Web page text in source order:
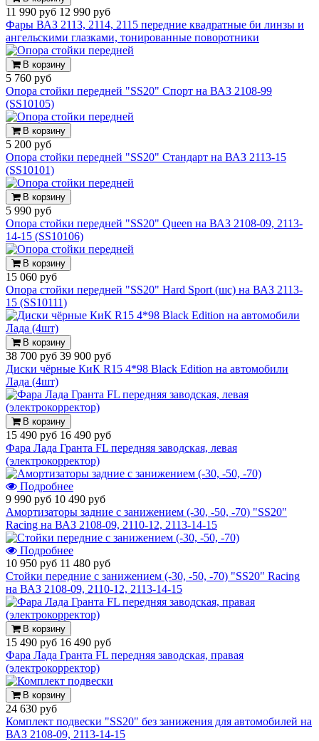
11 990 руб 12 990 руб
Фары ВАЗ 2113, 2114, 2115 передние квадратные би линзы и
ангельскими глазками, тонированные поворотники
В корзину
5 760 руб
Опора стойки передней "SS20" Спорт на ВАЗ 2108-99
(SS10105)
В корзину
5 200 руб
Опора стойки передней "SS20" Стандарт на ВАЗ 2113-15
(SS10101)
В корзину
5 990 руб
Опора стойки передней "SS20" Queen на ВАЗ 2108-09, 2113-
14-15 (SS10106)
В корзину
15 060 руб
Опора стойки передней "SS20" Hard Sport (шс) на ВАЗ 2113-
15 (SS10111)
В корзину
38 700 руб 39 900 руб
Диски чёрные КиК R15 4*98 Black Edition на автомобили
Лада (4шт)
В корзину
15 490 руб 16 490 руб
Фара Лада Гранта FL передняя заводская, левая
(электрокорректор)
Подробнее
9 990 руб 10 490 руб
Амортизаторы задние с занижением (-30, -50, -70) "SS20"
Racing на ВАЗ 2108-09, 2110-12, 2113-14-15
Подробнее
10 950 руб 11 480 руб
Стойки передние с занижением (-30, -50, -70) "SS20" Racing
на ВАЗ 2108-09, 2110-12, 2113-14-15
В корзину
15 490 руб 16 490 руб
Фара Лада Гранта FL передняя заводская, правая
(электрокорректор)
В корзину
24 630 руб
Комплект подвески "SS20" без занижения для автомобилей на
ВАЗ 2108-09, 2113-14-15